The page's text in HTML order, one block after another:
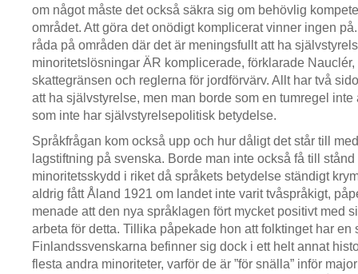
om något måste det också säkra sig om behövlig
området. Att göra det onödigt komplicerat vinner ingen
råda på områden där det är meningsfullt att ha
minoritetslösningar ÄR komplicerade, förklarade
skattegränsen och reglerna för jordförvärv. Allt har två
att ha självstyrelse, men man borde som en tumregel
som inte har självstyrelsepolitisk betydelse.
Språkfrågan kom också upp och hur dåligt det står till
lagstiftning på svenska. Borde man inte också få till stånd
minoritetsskydd i riket då språkets betydelse ständigt
aldrig fått Åland 1921 om landet inte varit tvåspråkigt,
menade att den nya språklagen fört mycket positivt med
arbeta för detta. Tillika påpekade hon att folktinget har en
Finlandssvenskarna befinner sig dock i ett helt annat
flesta andra minoriteter, varför de är ”för snälla” inför